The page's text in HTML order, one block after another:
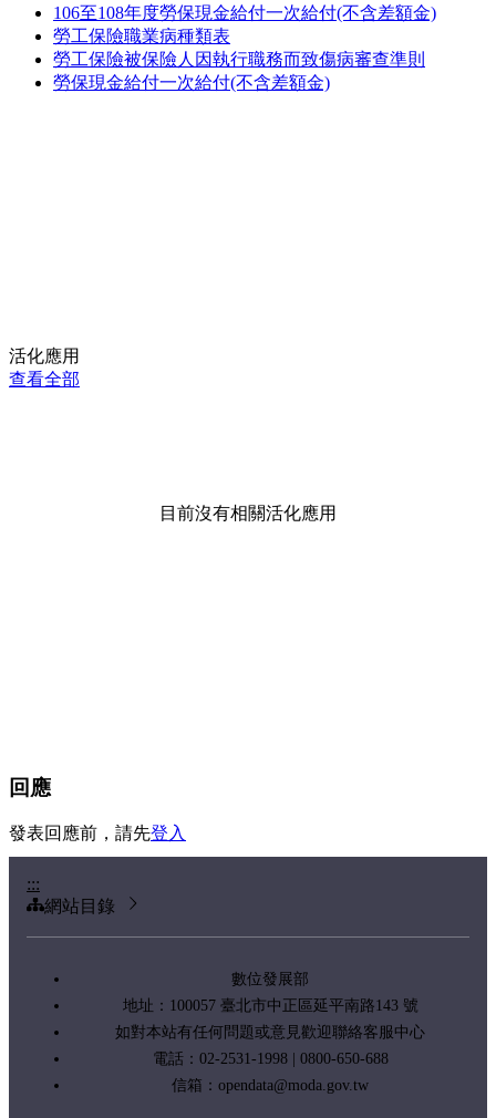
106至108年度勞保現金給付一次給付(不含差額金)
勞工保險職業病種類表
勞工保險被保險人因執行職務而致傷病審查準則
勞保現金給付一次給付(不含差額金)
活化應用
查看全部
目前沒有相關活化應用
回應
發表回應前，請先登入
:::
網站目錄
數位發展部
地址：100057 臺北市中正區延平南路143 號
如對本站有任何問題或意見歡迎聯絡客服中心
電話：02-2531-1998 | 0800-650-688
信箱： opendata@moda.gov.tw